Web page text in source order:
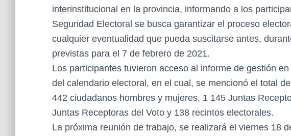
interinstitucional en la provincia, informando a los
Seguridad Electoral se busca garantizar el proceso
cualquier eventualidad que pueda suscitarse antes,
previstas para el 7 de febrero de 2021.
Los participantes tuvieron acceso al informe de gestión
del calendario electoral, en el cual, se mencionó el total
442 ciudadanos hombres y mujeres, 1 145 Juntas
Juntas Receptoras del Voto y 138 recintos electorales.
La próxima reunión de trabajo, se realizará el viernes 18